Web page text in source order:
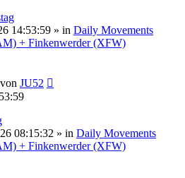
14:53:59 » in Daily Movements
+ Finkenwerder (XFW)
von JU52
08:15:32 » in Daily Movements
+ Finkenwerder (XFW)